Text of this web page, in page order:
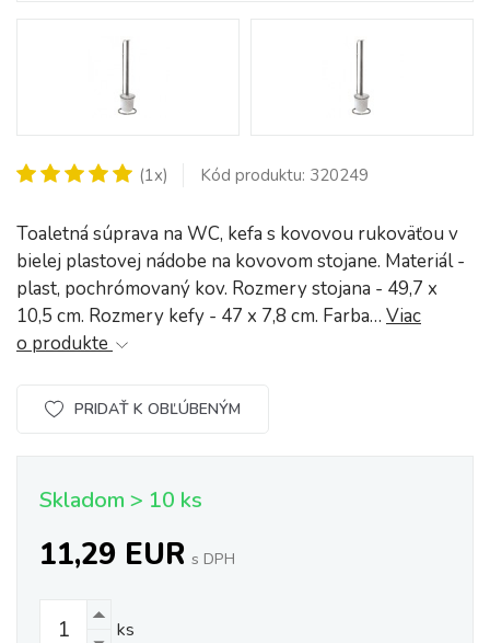
(1x) Kód produktu: 320249
Toaletná súprava na WC, kefa s kovovou rukoväťou v
bielej plastovej nádobe na kovovom stojane. Materiál -
plast, pochrómovaný kov. Rozmery stojana - 49,7 x
10,5 cm. Rozmery kefy - 47 x 7,8 cm. Farba… Viac
o produkte
PRIDAŤ K OBĽÚBENÝM
Skladom > 10 ks
11,29 EUR s DPH
ks